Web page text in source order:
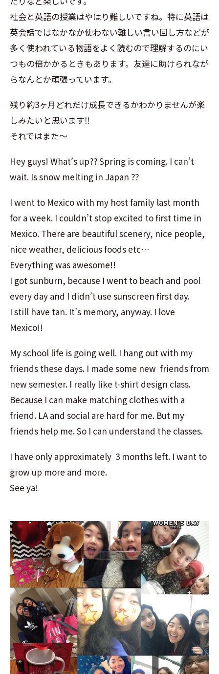
社会と英語の授業はやはり難しいですね。特に英語は
英会話ではなかなか使わない難しい言い回し方などが
多く使われている物語をよく読むので理解するのにい
つもの倍かかるときもあります。友達に助けられなが
らなんとか頑張っています。
残り約3ヶ月どれだけ成長できるかわかりませんが楽
しみたいと思います‼︎
それではまた〜
Hey guys! What’s up?? Spring is coming. I can’t
wait. Is snow melting in Japan ??
I went to Mexico with my host family last month
for a week. I couldn’t stop excited to first time in
Mexico. There are beautiful scenery, nice people,
nice weather, delicious foods etc…
Everything was awesome!!
I got sunburn, because I went to beach and pool
every day and I didn’t use sunscreen first day.
I still have tan. It’s memory, anyway. I love
Mexico!!
My school life is going well. I hang out with my
friends these days. I made some new friends from
new semester. I really like t-shirt design class.
Because I can make matching clothes with a
friend. LA and social are hard for me. But my
friends help me. So I can understand the classes.
I have only approximately 3 months left. I want to
grow up more and more.
See ya!